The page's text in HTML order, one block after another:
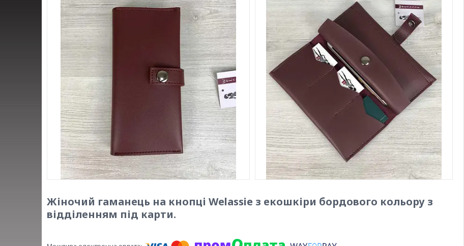
Жіночий гаманець на кнопці Welassie з екошкіри бордового кольору з
відділенням під карти.